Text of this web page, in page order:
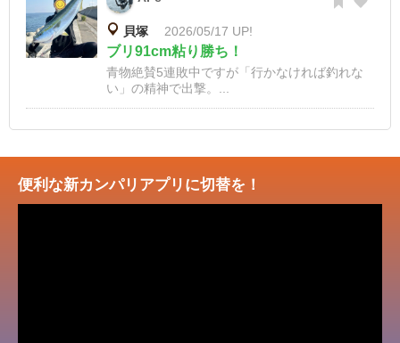
貝塚 2026/05/17 UP!
ブリ91cm粘り勝ち！
青物絶賛5連敗中ですが「行かなければ釣れな
い」の精神で出撃。...
便利な新カンパリアプリに切替を！